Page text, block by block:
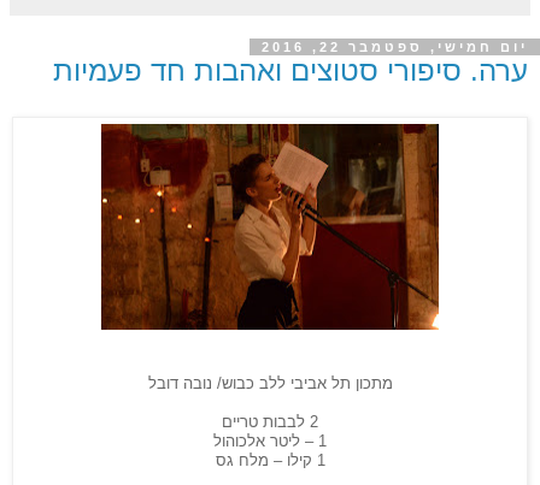
יום חמישי, ספטמבר 22, 2016
ערה. סיפורי סטוצים ואהבות חד פעמיות
מתכון תל אביבי ללב כבוש/ נובה דובל
2 ­לבבות טריים
1 – ליטר אלכוהול
1 קילו – מלח גס